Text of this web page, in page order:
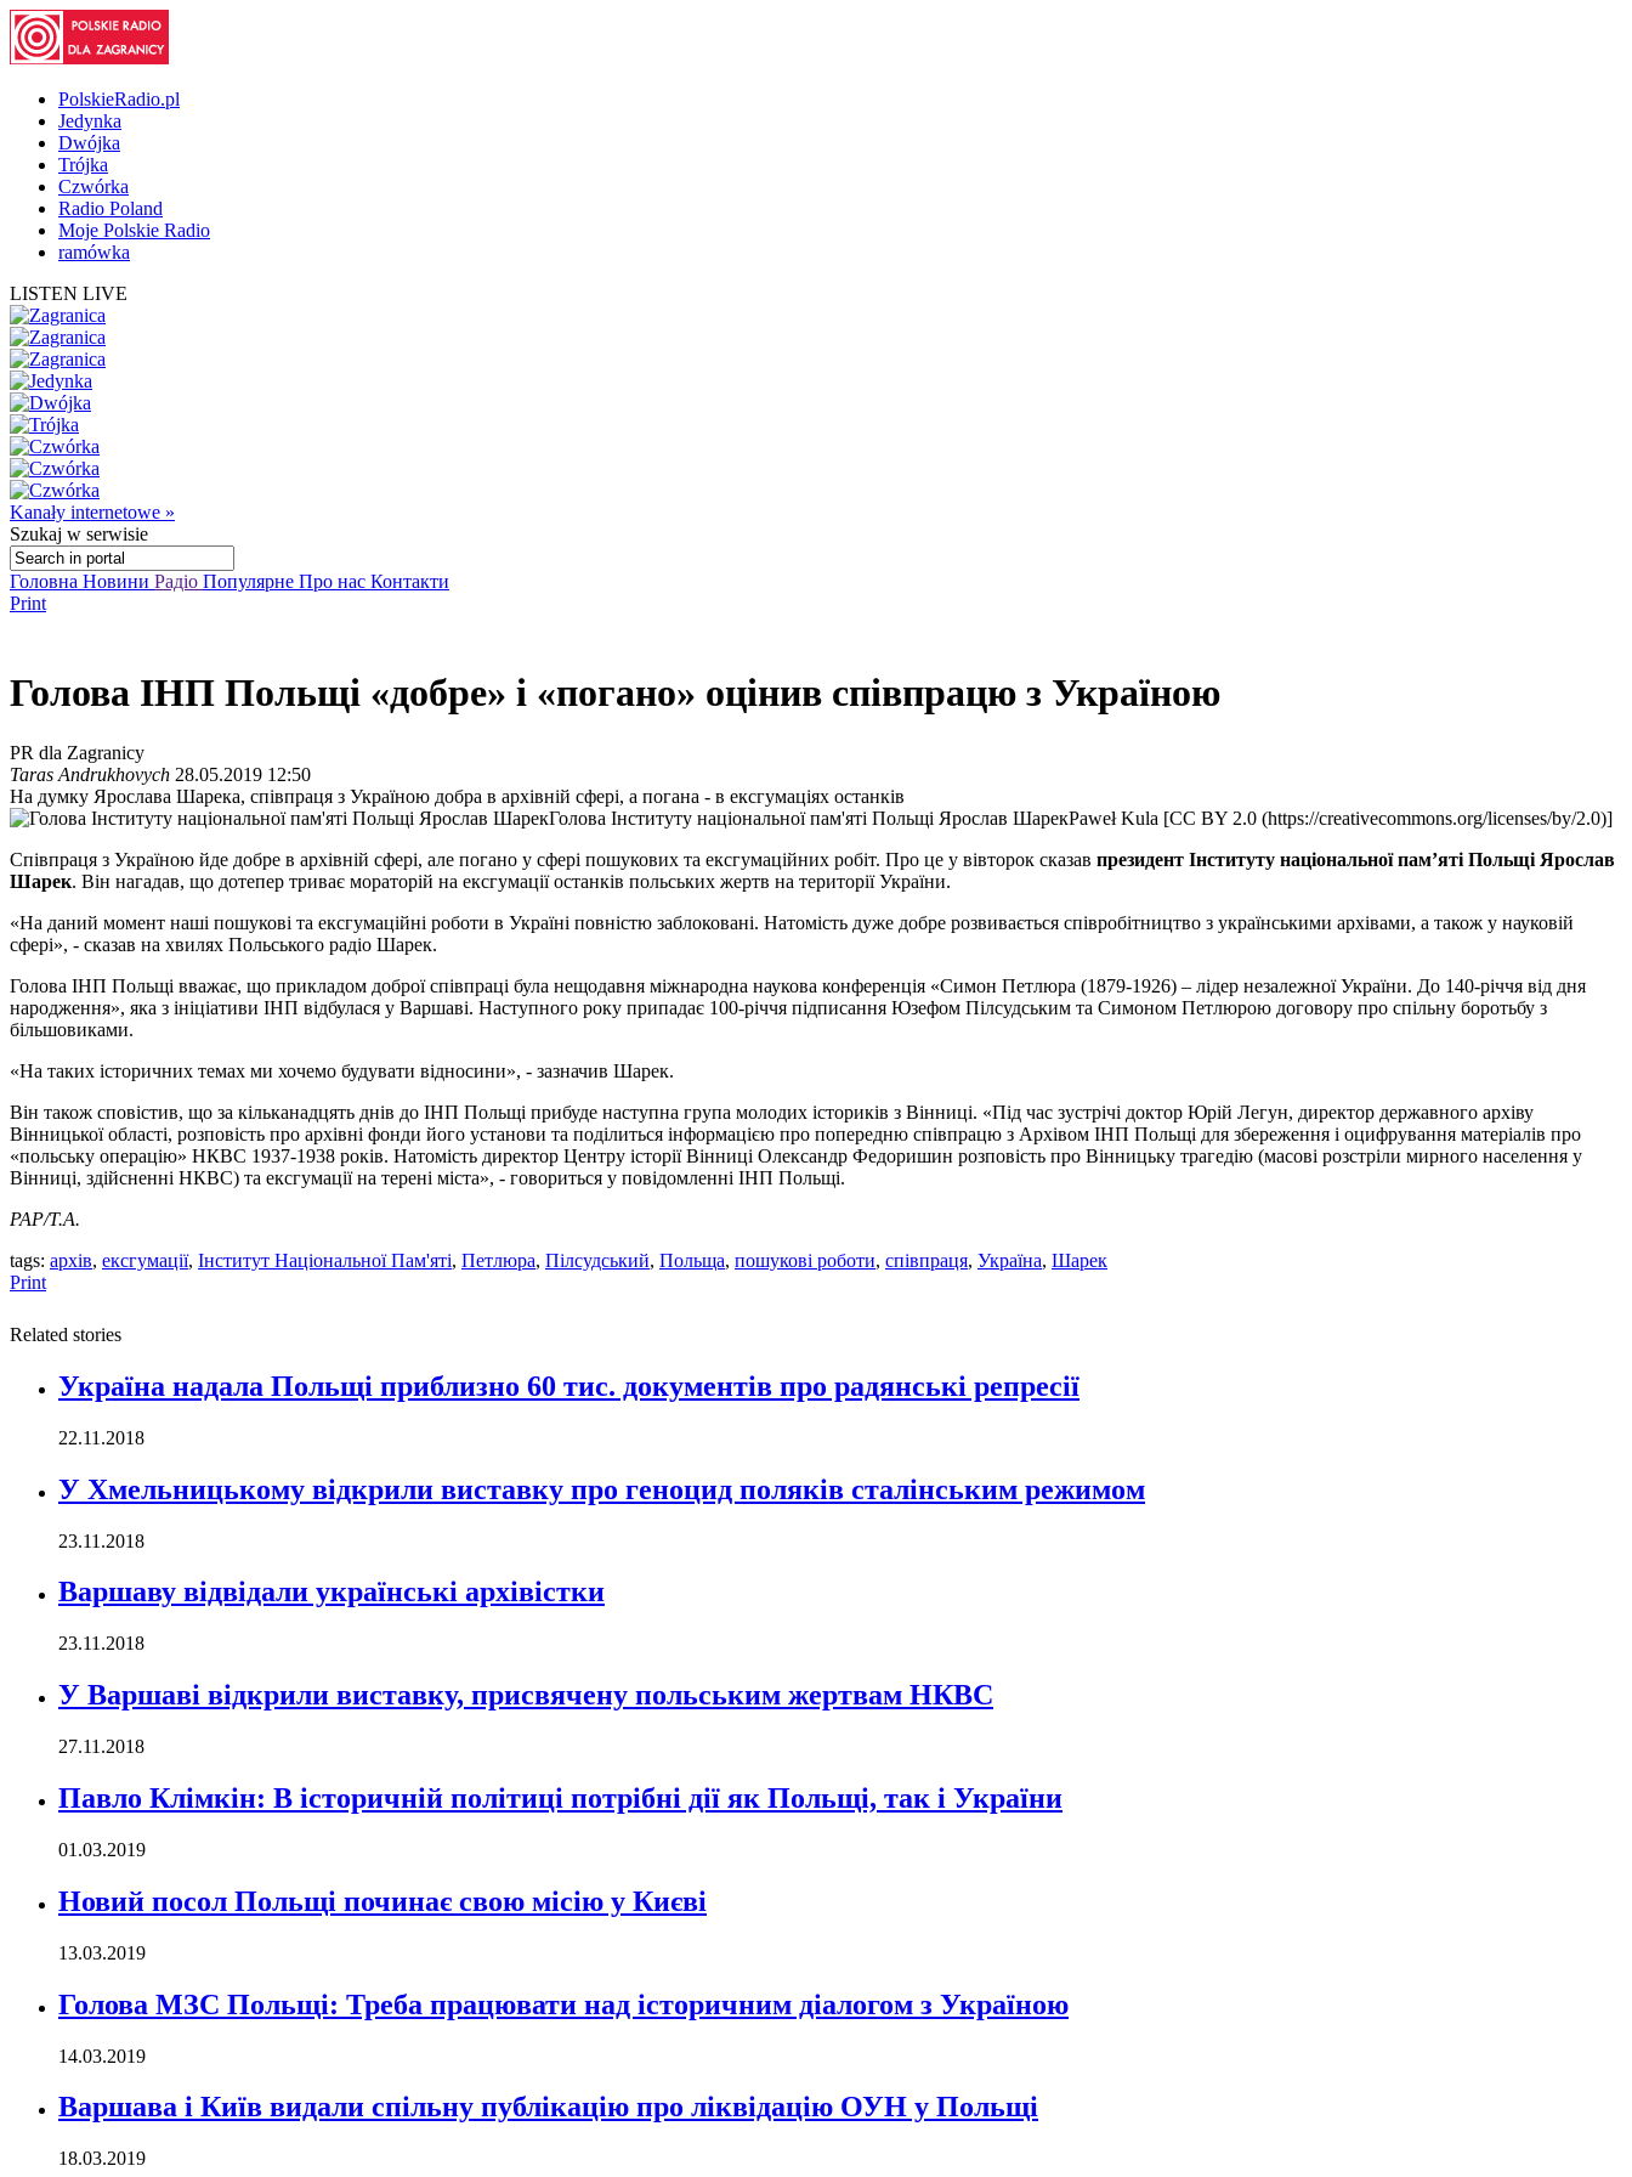
PolskieRadio.pl
Jedynka
Dwójka
Trójka
Czwórka
Radio Poland
Moje Polskie Radio
ramówka
LISTEN LIVE
Kanały internetowe »
Szukaj w serwisie
Головна Новини Радіо Популярне Про нас Контакти
Print
Голова ІНП Польщі «добре» і «погано» оцінив співпрацю з Україною
PR dla Zagranicy
Taras Andrukhovych 28.05.2019 12:50
На думку Ярослава Шарека, співпраця з Україною добра в архівній сфері, а погана - в ексгумаціях останків
Голова Інституту національної пам'яті Польщі Ярослав ШарекPaweł Kula [CC BY 2.0 (https://creativecommons.org/licenses/by/2.0)]
Співпраця з Україною йде добре в архівній сфері, але погано у сфері пошукових та ексгумаційних робіт. Про це у вівторок сказав президент Інституту національної пам’яті Польщі Ярослав
Шарек. Він нагадав, що дотепер триває мораторій на ексгумації останків польських жертв на території України.
«На даний момент наші пошукові та ексгумаційні роботи в Україні повністю заблоковані. Натомість дуже добре розвивається співробітництво з українськими архівами, а також у науковій
сфері», - сказав на хвилях Польського радіо Шарек.
Голова ІНП Польщі вважає, що прикладом доброї співпраці була нещодавня міжнародна наукова конференція «Симон Петлюра (1879-1926) – лідер незалежної України. До 140-річчя від дня
народження», яка з ініціативи ІНП відбулася у Варшаві. Наступного року припадає 100-річчя підписання Юзефом Пілсудським та Симоном Петлюрою договору про спільну боротьбу з
більшовиками.
«На таких історичних темах ми хочемо будувати відносини», - зазначив Шарек.
Він також сповістив, що за кільканадцять днів до ІНП Польщі прибуде наступна група молодих істориків з Вінниці. «Під час зустрічі доктор Юрій Легун, директор державного архіву
Вінницької області, розповість про архівні фонди його установи та поділиться інформацією про попередню співпрацю з Архівом ІНП Польщі для збереження і оцифрування матеріалів про
«польську операцію» НКВС 1937-1938 років. Натомість директор Центру історії Вінниці Олександр Федоришин розповість про Вінницьку трагедію (масові розстріли мирного населення у
Вінниці, здійсненні НКВС) та ексгумації на терені міста», - говориться у повідомленні ІНП Польщі.
PAP/Т.А.
tags: архів, ексгумації, Інститут Національної Пам'яті, Петлюра, Пілсудський, Польща, пошукові роботи, співпраця, Україна, Шарек
Print
Related stories
Україна надала Польщі приблизно 60 тис. документів про радянські репресії
22.11.2018
У Хмельницькому відкрили виставку про геноцид поляків сталінським режимом
23.11.2018
Варшаву відвідали українські архівістки
23.11.2018
У Варшаві відкрили виставку, присвячену польським жертвам НКВС
27.11.2018
Павло Клімкін: В історичній політиці потрібні дії як Польщі, так і України
01.03.2019
Новий посол Польщі починає свою місію у Києві
13.03.2019
Голова МЗС Польщі: Треба працювати над історичним діалогом з Україною
14.03.2019
Варшава і Київ видали спільну публікацію про ліквідацію ОУН у Польщі
18.03.2019